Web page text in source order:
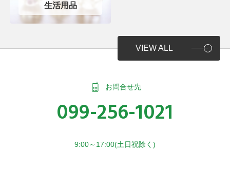
生活用品
VIEW ALL
お問合せ先
099-256-1021
9:00～17:00(土日祝除く)